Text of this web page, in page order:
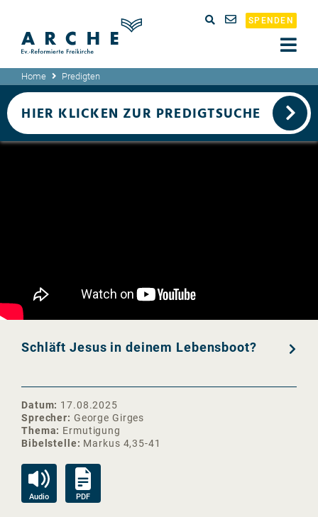
SPENDEN
Home Predigten
Schläft Jesus in deinem Lebensboot?
Datum
17.08.2025
Sprecher
George Girges
Thema
Ermutigung
Bibelstelle
Markus 4,35-41
Audio PDF
HIER KLICKEN ZUR PREDIGTSUCHE